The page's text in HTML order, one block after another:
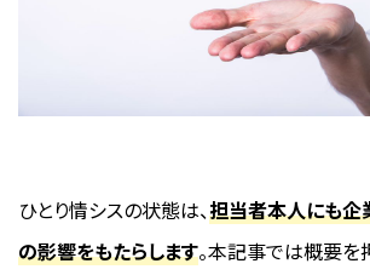
ひとり情シスの状態は、担当者本人にも企
の影響をもたらします。本記事では概要を